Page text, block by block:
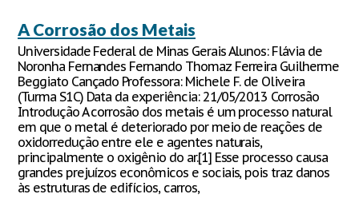
A Corrosão dos Metais
Universidade Federal de Minas Gerais Alunos: Flávia de
Noronha Fernandes Fernando Thomaz Ferreira Guilherme
Beggiato Cançado Professora: Michele F. de Oliveira
(Turma S1C) Data da experiência: 21/05/2013 Corrosão
Introdução A corrosão dos metais é um processo natural
em que o metal é deteriorado por meio de reações de
oxidorredução entre ele e agentes naturais,
principalmente o oxigênio do ar.[1] Esse processo causa
grandes prejuízos econômicos e sociais, pois traz danos
às estruturas de edifícios, carros,